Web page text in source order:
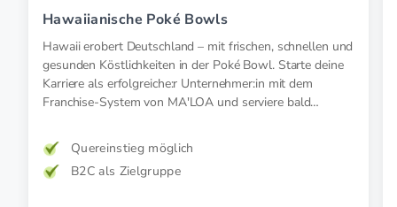
Hawaiianische Poké Bowls
Hawaii erobert Deutschland – mit frischen, schnellen und
gesunden Köstlichkeiten in der Poké Bowl. Starte deine
Karriere als erfolgreiche:r Unternehmer:in mit dem
Franchise-System von MA'LOA und serviere bald
Quereinstieg möglich
B2C als Zielgruppe